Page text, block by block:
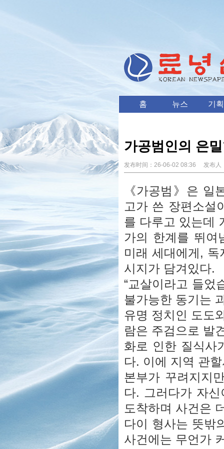
홈 뉴스 기획
가공범인의 은
发布时间： 26-06-02 08:36 发布人
《가공범》은 일
고가 쓴 장편소설
를 다루고 있는데
가의 한계를 뛰여
미래 세대에게,
시지가 담겨있다.
“교살이라고 들었
불가능한 동기는
유명 정치인 도도
람은 주검으로 발
화로 인한 질식사
다. 이에 지역 관
본부가 꾸려지지
다. 그러다가 자
도착하며 사건은
다이 형사는 뜻밖
사건에는 무언가